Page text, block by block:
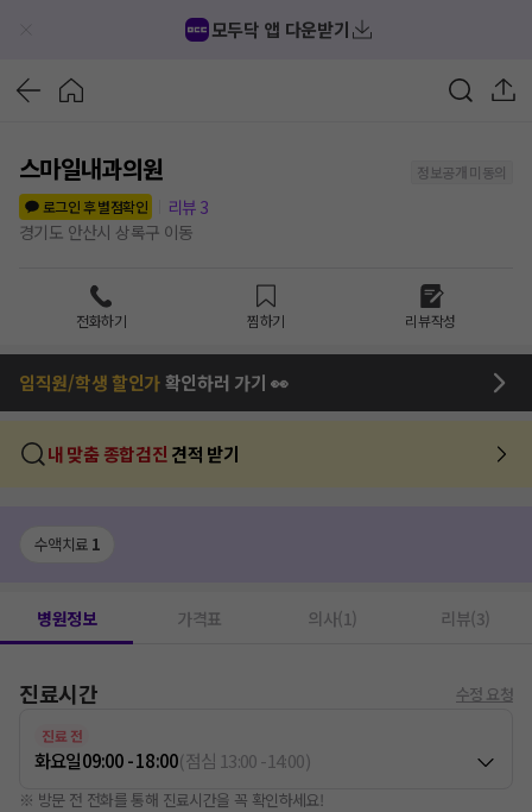
모두닥 앱 다운받기
스마일내과의원
정보공개 미동의
로그인 후 별점확인
리뷰 3
경기도 안산시 상록구 이동
전화하기 찜하기 리뷰작성
임직원/학생 할인가확인하러 가기 👀
내 맞춤 종합검진 견적 받기
수액치료 1
병원정보 가격표 의사(1) 리뷰(3)
진료시간 수정 요청
진료 전
화요일09:00 - 18:00(점심 13:00-14:00)
※ 방문 전 전화를 통해 진료시간을 꼭 확인하세요!